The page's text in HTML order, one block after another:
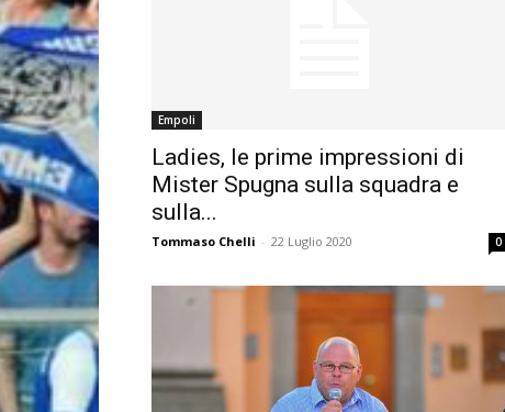
Empoli
Ladies, le prime impressioni di
Mister Spugna sulla squadra e
sulla...
Tommaso Chelli - 22 Luglio 2020 0